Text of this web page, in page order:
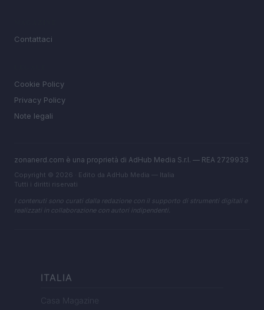
Contattaci
Cookie Policy
Privacy Policy
Note legali
zonanerd.com è una proprietà di AdHub Media S.r.l. — REA 2729933
Copyright © 2026 · Edito da AdHub Media — Italia
Tutti i diritti riservati
I contenuti sono curati dalla redazione con il supporto di strumenti digitali e
realizzati in collaborazione con autori indipendenti.
ITALIA
Casa Magazine